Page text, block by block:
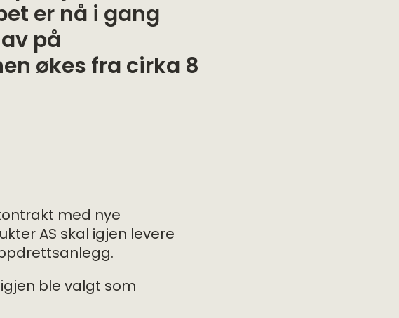
er nå i gang
på
økes fra cirka 8
med nye
AS skal igjen levere
ble valgt som